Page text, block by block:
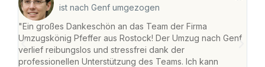
ist nach Genf umgezogen
"Ein großes Dankeschön an das Team der Firma
Umzugskönig Pfeffer aus Rostock! Der Umzug nach Genf
verlief reibungslos und stressfrei dank der
professionellen Unterstützung des Teams. Ich kann